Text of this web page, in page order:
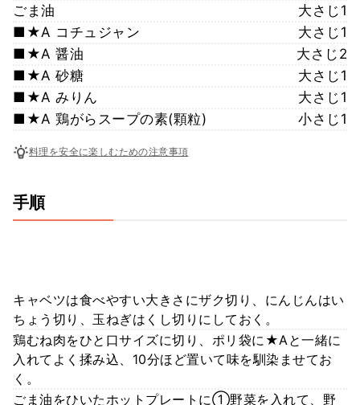
ごま油
大さじ1
■★A コチュジャン
大さじ1
■★A 醤油
大さじ2
■★A 砂糖
大さじ1
■★A みりん
大さじ1
■★A 鶏がらスープの素(顆粒)
小さじ1
料理を安全に楽しむための注意事項
手順
キャベツは食べやすい大きさにザク切り、にんじんはい
ちょう切り、玉ねぎはくし切りにしておく。
鶏むね肉をひと口サイズに切り、ポリ袋に★Aと一緒に
入れてよく揉み込、10分ほど置いて味を馴染ませてお
く。
ごま油をひいたホットプレートに①野菜を入れて、野